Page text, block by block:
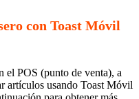
con Toast Móvil
el POS (punto de venta), a
artículos usando Toast Móvil